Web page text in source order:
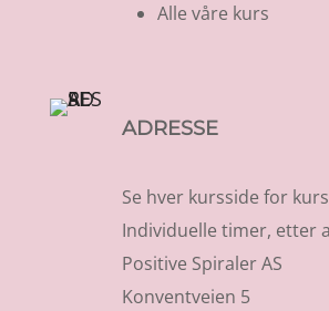
Alle våre kurs
ADRESSE
Se hver kursside for
Individuelle timer, etter
Positive Spiraler AS
Konventveien 5